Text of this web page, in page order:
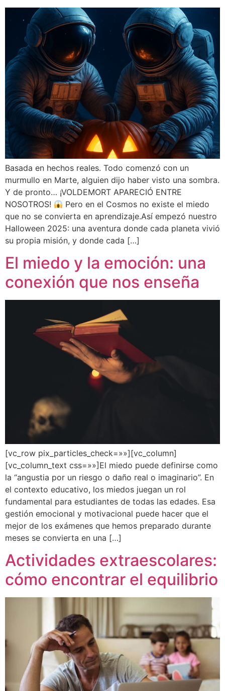
Basada en hechos reales. Todo comenzó con un
murmullo en Marte, alguien dijo haber visto una sombra.
Y de pronto… ¡VOLDEMORT APARECIÓ ENTRE
NOSOTROS!
Pero en el Cosmos no existe el miedo
que no se convierta en aprendizaje.Así empezó nuestro
Halloween 2025: una aventura donde cada planeta vivió
su propia misión, y donde cada […]
El miedo y la emoción: una
conexión que nos enseña
[vc_row pix_particles_check=»»][vc_column]
[vc_column_text css=»»]El miedo puede definirse como
la “angustia por un riesgo o daño real o imaginario”. En
el contexto educativo, los miedos juegan un rol
fundamental para estudiantes de todas las edades. Esa
gestión emocional y motivacional puede hacer que el
mejor de los exámenes que hemos preparado durante
meses se convierta en una […]
Actividades extraescolares:
cómo encontrar el equilibrio